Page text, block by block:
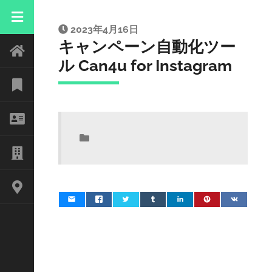
2023年4月16日
キャンペーン自動化ツー
ル Can4u for Instagram